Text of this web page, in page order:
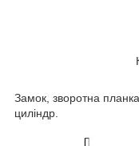
Замок, зворотна
циліндр.